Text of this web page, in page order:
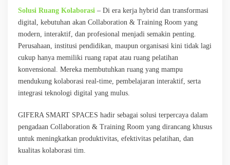
Solusi Ruang Kolaborasi – Di era kerja hybrid dan transformasi
digital, kebutuhan akan Collaboration & Training Room yang
modern, interaktif, dan profesional menjadi semakin penting.
Perusahaan, institusi pendidikan, maupun organisasi kini tidak lagi
cukup hanya memiliki ruang rapat atau ruang pelatihan
konvensional. Mereka membutuhkan ruang yang mampu
mendukung kolaborasi real-time, pembelajaran interaktif, serta
integrasi teknologi digital yang mulus.
GIFERA SMART SPACES hadir sebagai solusi terpercaya dalam
pengadaan Collaboration & Training Room yang dirancang khusus
untuk meningkatkan produktivitas, efektivitas pelatihan, dan
kualitas kolaborasi tim.